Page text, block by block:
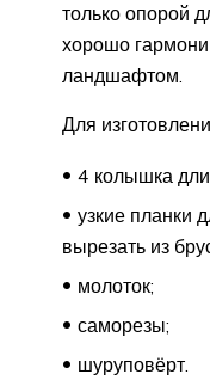
только опорой
хорошо
ландшафтом.
Для
4 колышка
узкие планки
вырезать из
молоток;
саморезы;
шуруповёрт.